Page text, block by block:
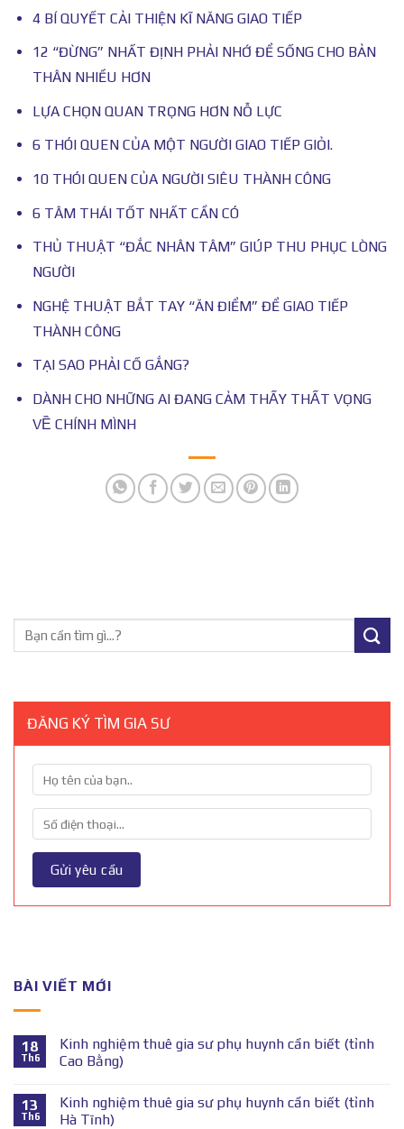
4 BÍ QUYẾT CẢI THIỆN KĨ NĂNG GIAO TIẾP
12 “ĐỪNG” NHẤT ĐỊNH PHẢI NHỚ ĐỂ SỐNG CHO BẢN
THÂN NHIỀU HƠN
LỰA CHỌN QUAN TRỌNG HƠN NỖ LỰC
6 THÓI QUEN CỦA MỘT NGƯỜI GIAO TIẾP GIỎI.
10 THÓI QUEN CỦA NGƯỜI SIÊU THÀNH CÔNG
6 TÂM THÁI TỐT NHẤT CẦN CÓ
THỦ THUẬT “ĐẮC NHÂN TÂM” GIÚP THU PHỤC LÒNG
NGƯỜI
NGHỆ THUẬT BẮT TAY “ĂN ĐIỂM” ĐỂ GIAO TIẾP
THÀNH CÔNG
TẠI SAO PHẢI CỐ GẮNG?
DÀNH CHO NHỮNG AI ĐANG CẢM THẤY THẤT VỌNG
VỀ CHÍNH MÌNH
ĐĂNG KÝ TÌM GIA SƯ
BÀI VIẾT MỚI
18
Th6
Kinh nghiệm thuê gia sư phụ huynh cần biết (tỉnh
Cao Bằng)
13
Th6
Kinh nghiệm thuê gia sư phụ huynh cần biết (tỉnh
Hà Tĩnh)